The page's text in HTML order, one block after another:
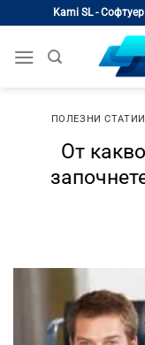
content
Kami SL -
ПОЛЕЗНИ
От